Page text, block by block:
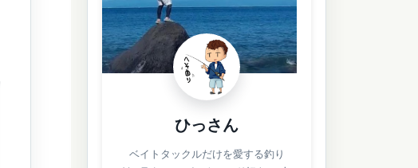
ひっさん
ベイトタックルだけを愛する釣り